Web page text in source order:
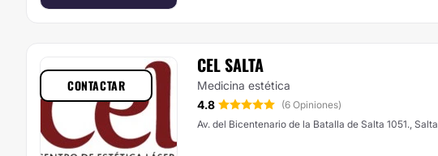
CEL SALTA
Medicina estética
4.8
(6 Opiniones)
Av. del Bicentenario de la Batalla de Salta 1051., Salta
CONTACTAR